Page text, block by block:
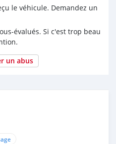
le véhicule. Demandez un
évalués. Si c'est trop beau
un abus